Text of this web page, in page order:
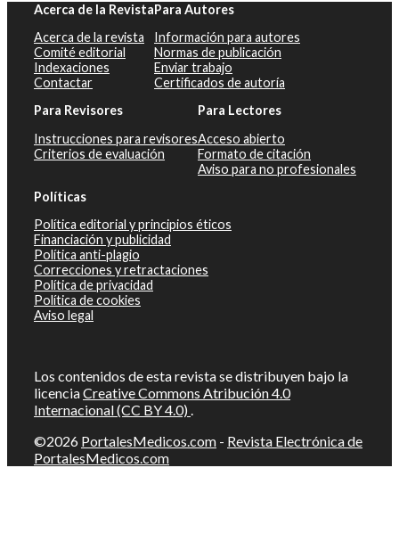
Acerca de la Revista
Acerca de la revista
Comité editorial
Indexaciones
Contactar
Para Autores
Información para autores
Normas de publicación
Enviar trabajo
Certificados de autoría
Para Revisores
Instrucciones para revisores
Criterios de evaluación
Para Lectores
Acceso abierto
Formato de citación
Aviso para no profesionales
Políticas
Política editorial y principios éticos
Financiación y publicidad
Política anti-plagio
Correcciones y retractaciones
Política de privacidad
Política de cookies
Aviso legal
Los contenidos de esta revista se distribuyen bajo la
licenciaCreative Commons Atribución 4.0
Internacional (CC BY 4.0) .
©2026 PortalesMedicos.com - Revista Electrónica de
PortalesMedicos.com